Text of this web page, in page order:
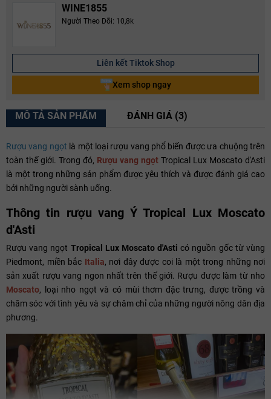
WINE1855
Người Theo Dõi: 10,8k
Liên kết Tiktok Shop
Xem shop ngay
MÔ TẢ SẢN PHẨM ĐÁNH GIÁ (3)
Rượu vang ngọt là một loại rượu vang phổ biến được ưa chuộng trên
toàn thế giới. Trong đó, Rượu vang ngọt Tropical Lux Moscato d'Asti
là một trong những sản phẩm được yêu thích và được đánh giá cao
bởi những người sành uống.
Thông tin rượu vang Ý Tropical Lux Moscato
d'Asti
Rượu vang ngọt Tropical Lux Moscato d'Asti có nguồn gốc từ vùng
Piedmont, miền bắc Italia, nơi đây được coi là một trong những nơi
sản xuất rượu vang ngon nhất trên thế giới. Rượu được làm từ nho
Moscato, loại nho ngọt và có mùi thơm đặc trưng, được trồng và
chăm sóc với tình yêu và sự chăm chỉ của những người nông dân địa
phương.